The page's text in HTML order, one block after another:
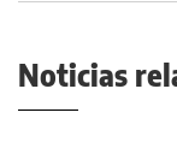
Noticias